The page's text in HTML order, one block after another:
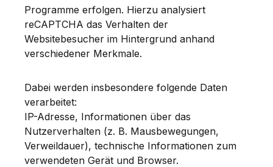
Programme erfolgen. Hierzu analysiert
reCAPTCHA das Verhalten der
Websitebesucher im Hintergrund anhand
verschiedener Merkmale.
Dabei werden insbesondere folgende Daten
verarbeitet:
IP-Adresse, Informationen über das
Nutzerverhalten (z. B. Mausbewegungen,
Verweildauer), technische Informationen zum
verwendeten Gerät und Browser.